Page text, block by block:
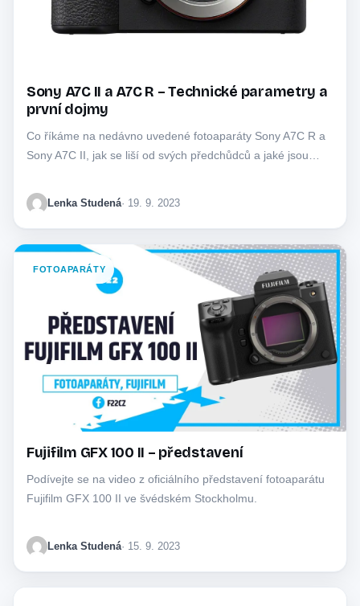
Sony A7C II a A7C R – Technické parametry a
první dojmy
Co říkáme na nedávno uvedené fotoaparáty Sony A7C R a
Sony A7C II, jak se liší od svých předchůdců a jaké jsou…
Lenka Studená· 19. 9. 2023
FOTOAPARÁTY
Fujifilm GFX 100 II – představení
Podívejte se na video z oficiálního představení fotoaparátu
Fujifilm GFX 100 II ve švédském Stockholmu.
Lenka Studená· 15. 9. 2023